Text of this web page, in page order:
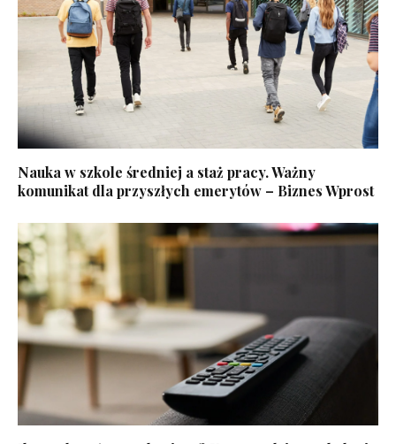
Nauka w szkole średniej a staż pracy. Ważny
komunikat dla przyszłych emerytów – Biznes Wprost